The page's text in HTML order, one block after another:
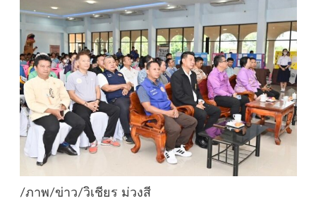
/ภาพ/ข่าว/วิเชียร ม่วงสี